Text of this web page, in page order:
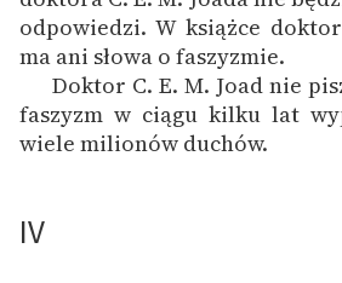
odpowiedzi. W książce
ma ani słowa o faszyzmie.
Doktor C. E. M. Joad nie
faszyzm w ciągu kilku lat
wiele milionów duchów.
IV